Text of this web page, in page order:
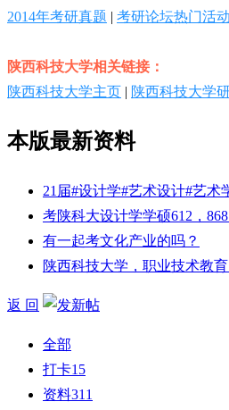
2014年考研真题 | 考研论坛热门活动
陕西科技大学相关链接：
陕西科技大学主页 | 陕西科技大学
本版最新资料
21届#设计学#艺术设计#艺术
考陕科大设计学学硕612，
有一起考文化产业的吗？
陕西科技大学，职业技术教育
返 回
全部
打卡15
资料311